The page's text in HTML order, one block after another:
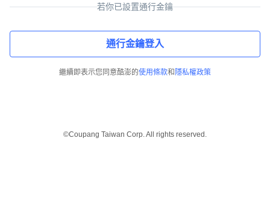
若你已設置通行金鑰
通行金鑰登入
繼續即表示您同意酷澎的使用條款和 隱私權政策
©Coupang Taiwan Corp. All rights reserved.